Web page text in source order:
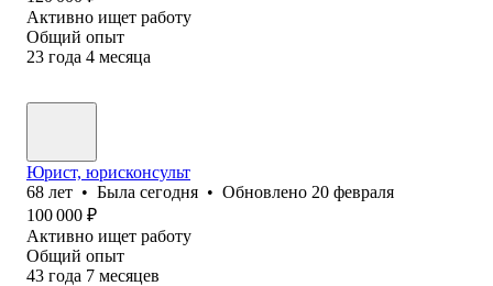
Активно ищет работу
Общий опыт
23 года 4 месяца
Юрист, юрисконсульт
68 лет • Была сегодня • Обновлено 20 февраля
100 000 ₽
Активно ищет работу
Общий опыт
43 года 7 месяцев